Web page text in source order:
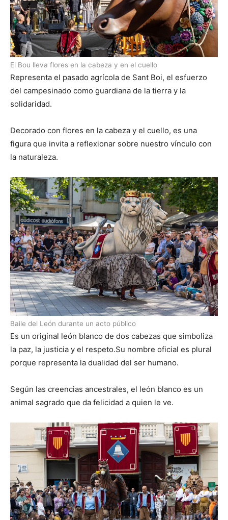
El Bou lleva flores en la cabeza y en el cuello
Representa el pasado agrícola de Sant Boi, el esfuerzo
del campesinado como guardiana de la tierra y la
solidaridad.
Decorado con flores en la cabeza y el cuello, es una
figura que invita a reflexionar sobre nuestro vínculo con
la naturaleza.
Baile del León durante un acto público
Es un original león blanco de dos cabezas que simboliza
la paz, la justicia y el respeto.Su nombre oficial es plural
porque representa la dualidad del ser humano.
Según las creencias ancestrales, el león blanco es un
animal sagrado que da felicidad a quien le ve.